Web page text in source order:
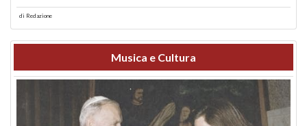
di Redazione
Musica e Cultura